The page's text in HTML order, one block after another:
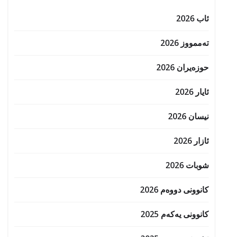
ئاب 2026
تەممووز 2026
حوزه‌یران 2026
ئایار 2026
نیسان 2026
ئازار 2026
شوبات 2026
کانوونی دووەم 2026
کانوونی یەکەم 2025